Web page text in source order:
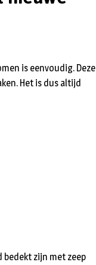
is eenvoudig. Deze
Het is dus altijd
bedekt zijn met zeep